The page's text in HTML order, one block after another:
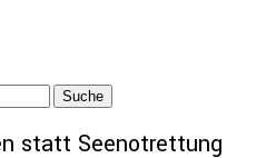
statt Seenotrettung